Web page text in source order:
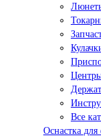
Все
Оснастка для